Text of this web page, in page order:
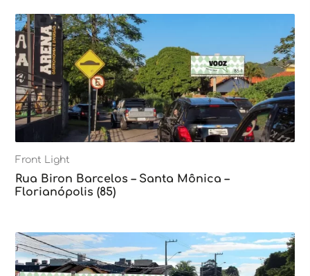
Front Light
Rua Biron Barcelos – Santa Mônica –
Florianópolis (85)